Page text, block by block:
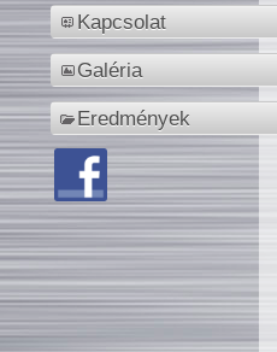
Kapcsolat
Galéria
Eredmények